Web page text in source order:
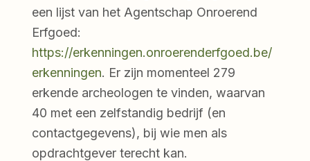
een lijst van het Agentschap Onroerend
Erfgoed:
https://erkenningen.onroerenderfgoed.be/
erkenningen. Er zijn momenteel 279
erkende archeologen te vinden, waarvan
40 met een zelfstandig bedrijf (en
contactgegevens), bij wie men als
opdrachtgever terecht kan.